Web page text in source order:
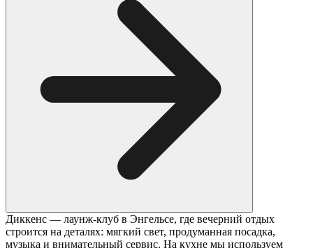
Диккенс — лаунж-клуб в Энгельсе, где вечерний отдых
строится на деталях: мягкий свет, продуманная посадка,
музыка и внимательный сервис. На кухне мы используем